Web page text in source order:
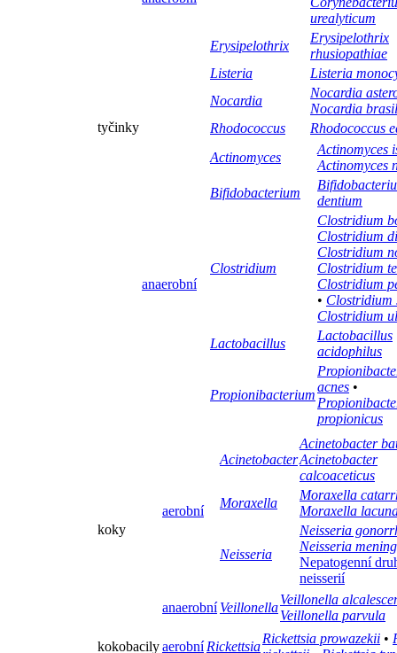
tyčinky
urealyticum
Erysipelothrix
Erysipelothrix
rhusiopathiae
Listeria
Listeria
Nocardia
Nocardia
Nocardia
Rhodococcus
Rhodococcus
anaerobní
Actinomyces
Actinomyces
Actinomyces
Bifidobacterium
dentium
Clostridium
Clostridium
Clostridium
Clostridium
Clostridium
Clostridium
• Clostridium
Clostridium
Lactobacillus
Lactobacillus
acidophilus
Propionibacterium
acnes •
propionicus
koky
aerobní
Acinetobacter
Acinetobacter
Acinetobacter
calcoaceticus
Moraxella
Moraxella
Moraxella
Neisseria
Neisseria
Neisseria
Nepatogenní
neisserií
anaerobní Veillonella
Veillonella
Veillonella parvula
kokobacilyaerobní Rickettsia
Rickettsia prowazekii •